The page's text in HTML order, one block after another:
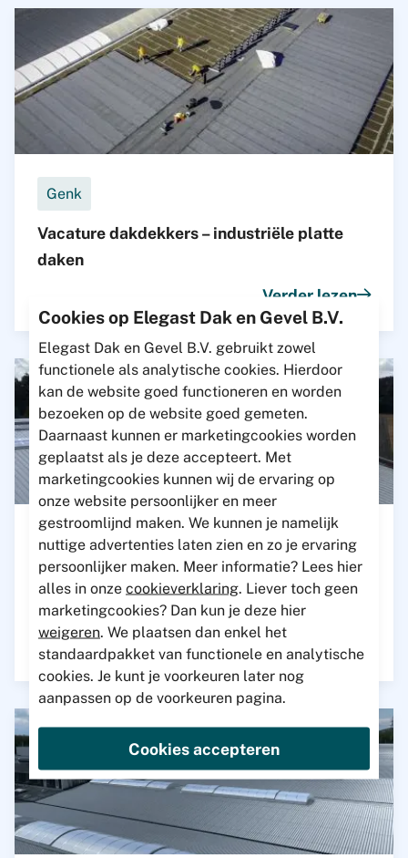
Genk
Vacature dakdekkers – industriële platte
daken
Verder lezen
Belfeld
Vacature dakdekkers – industriële hellende
daken
Verder lezen
Cookies op Elegast Dak en Gevel B.V.
Elegast Dak en Gevel B.V. gebruikt zowel
functionele als analytische cookies. Hierdoor
kan de website goed functioneren en worden
bezoeken op de website goed gemeten.
Daarnaast kunnen er marketingcookies worden
geplaatst als je deze accepteert. Met
marketingcookies kunnen wij de ervaring op
onze website persoonlijker en meer
gestroomlijnd maken. We kunnen je namelijk
nuttige advertenties laten zien en zo je ervaring
persoonlijker maken. Meer informatie? Lees hier
alles in onze cookieverklaring. Liever toch geen
marketingcookies? Dan kun je deze hier
weigeren. We plaatsen dan enkel het
standaardpakket van functionele en analytische
cookies. Je kunt je voorkeuren later nog
aanpassen op de voorkeuren pagina.
Cookies accepteren